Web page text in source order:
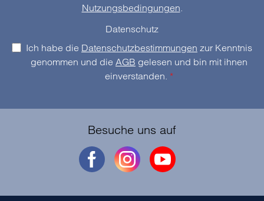
Nutzungsbedingungen.
Datenschutz
Ich habe die Datenschutzbestimmungen zur Kenntnis
genommen und die AGB gelesen und bin mit ihnen
einverstanden. *
Besuche uns auf